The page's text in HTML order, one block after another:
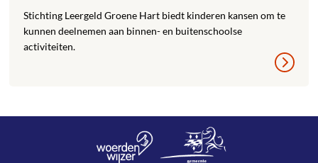
Stichting Leergeld Groene Hart biedt kinderen kansen om te
kunnen deelnemen aan binnen- en buitenschoolse
activiteiten.